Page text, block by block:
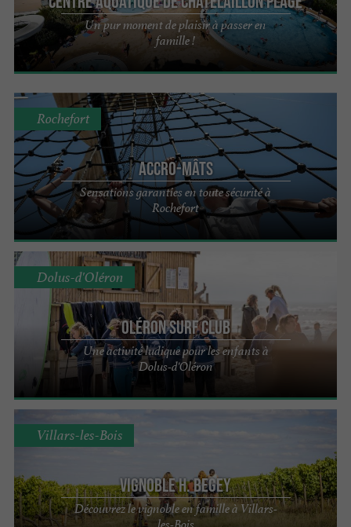
Un pur moment de plaisir à passer en
famille !
Accro-mâts
Sensations garanties en toute sécurité à
Rochefort
Rochefort
Oléron Surf Club
Une activité ludique pour les enfants à
Dolus-d'Oléron
Dolus-d'Oléron
Vignoble H. Begey
Découvrez le vignoble en famille à Villars-
Villars-les-Bois